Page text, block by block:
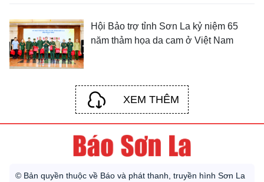
Hội Bảo trợ tỉnh Sơn La kỷ niệm 65
năm thảm họa da cam ở Việt Nam
XEM THÊM
© Bản quyền thuộc về Báo và phát thanh, truyền hình Sơn La